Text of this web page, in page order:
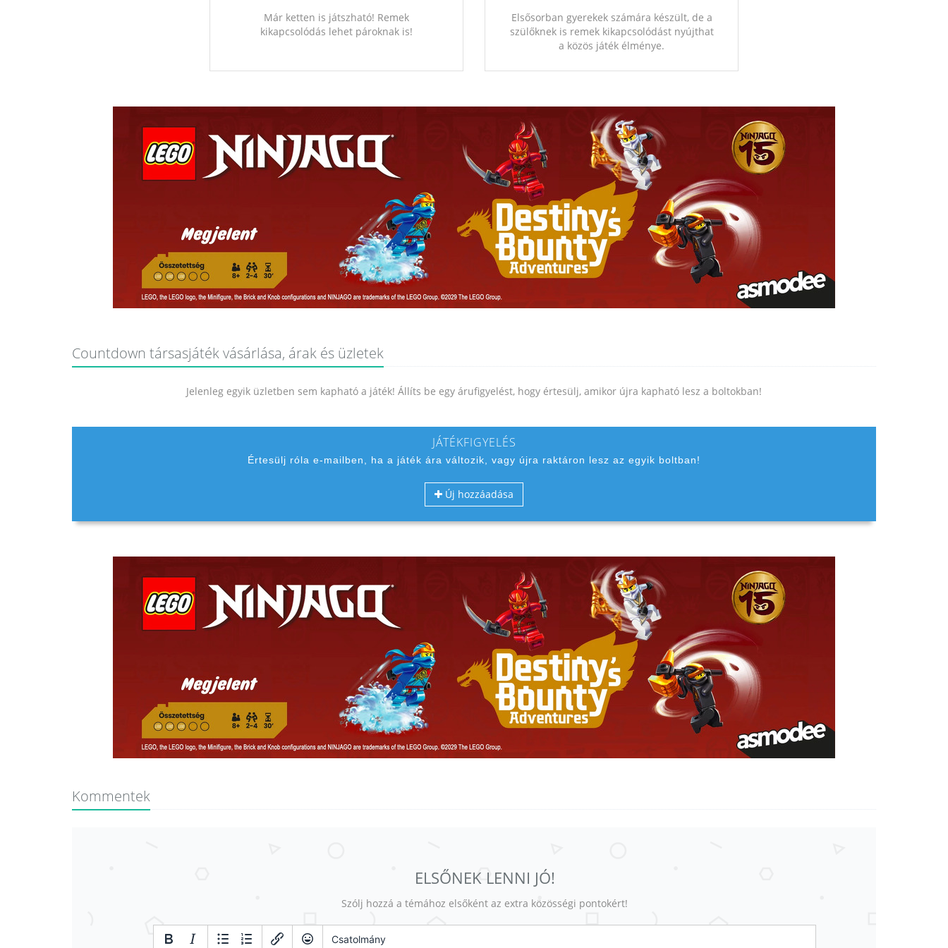
Már ketten is játszható! Remek
kikapcsolódás lehet pároknak is!
Elsősorban gyerekek számára készült, de a
szülőknek is remek kikapcsolódást nyújthat
a közös játék élménye.
Countdown társasjáték vásárlása, árak és üzletek
Jelenleg egyik üzletben sem kapható a játék! Állíts be egy árufigyelést, hogy értesülj, amikor újra kapható lesz a boltokban!
JÁTÉKFIGYELÉS
Értesülj róla e-mailben, ha a játék ára változik, vagy újra raktáron lesz az egyik boltban!
Új hozzáadása
Kommentek
ELSŐNEK LENNI JÓ!
Szólj hozzá a témához elsőként az extra közösségi pontokért!
Csatolmány